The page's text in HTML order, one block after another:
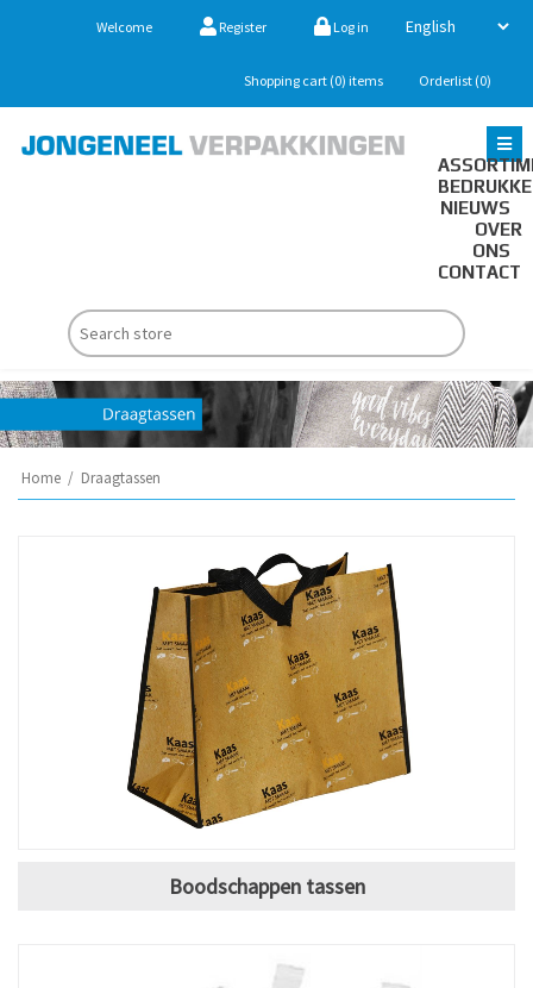
Welcome Register Log in
Shopping cart (0) items Orderlist (0)
NIEUWS
OVER
ONS
CONTACT
Home / Draagtassen
Boodschappen tassen